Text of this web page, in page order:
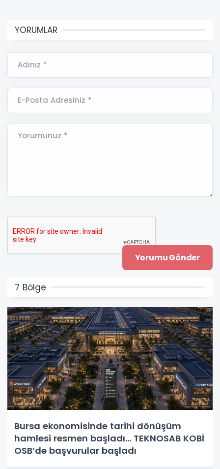
YORUMLAR
Adınız *
E-Posta Adresiniz *
Yorumunuz *
7 Bölge
Bursa ekonomisinde tarihi dönüşüm
hamlesi resmen başladı... TEKNOSAB KOBİ
OSB’de başvurular başladı